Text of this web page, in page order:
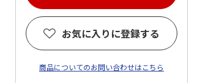
お気に入りに登録する
商品についてのお問い合わせはこちら